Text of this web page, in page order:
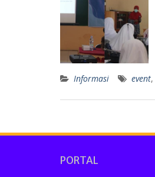
Informasi event,
PORTAL